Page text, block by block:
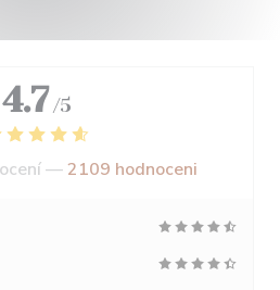
4.7 /5
—2109 hodnoceni